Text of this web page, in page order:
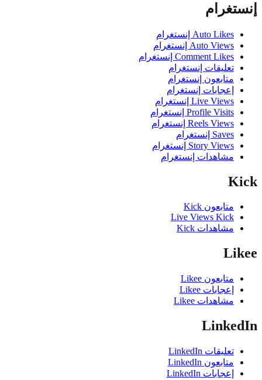
Auto Likes إنستغرام
Auto Views إنستغرام
Comment Likes إنستغرام
تعليقات إنستغرام
متابعون إنستغرام
إعجابات إنستغرام
Live Views إنستغرام
Profile Visits إنستغرام
Reels Views إنستغرام
Saves إنستغرام
Story Views إنستغرام
مشاهدات إنستغرام
متابعون Kick
Live Views Kick
مشاهدات Kick
متابعون Likee
إعجابات Likee
مشاهدات Likee
تعليقات LinkedIn
متابعون LinkedIn
إعجابات LinkedIn